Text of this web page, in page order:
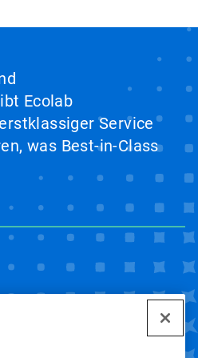
Ecolab
Service
was Best-in-Class